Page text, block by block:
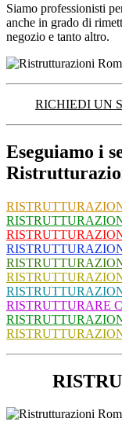
Siamo professionisti
anche in grado di
negozio e tanto altro.
RICHIEDI UN
Eseguiamo i
RISTRUTTURARE